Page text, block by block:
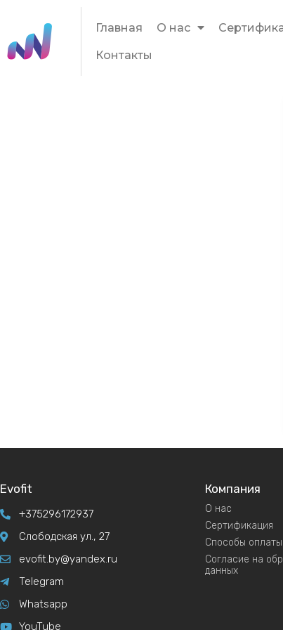
Главная О нас
Контакты
Evofit
+375296172937
Слободская ул., 27
evofit.by@yandex.ru
Telegram
Whatsapp
YouTube
Компания
О нас
Сертификация
Способы оплаты
Согласие на
данных